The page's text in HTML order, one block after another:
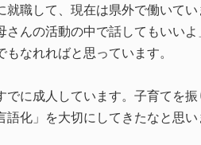
職して、現在は県外で働いてい
んの活動の中で話してもいい
なれればと思っています。
に成人しています。子育てを
化」を大切にしてきたなと思い